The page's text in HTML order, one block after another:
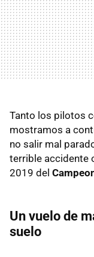
Tanto los pilotos
mostramos a
no salir mal
terrible accidente
2019 del
Un vuelo de
suelo